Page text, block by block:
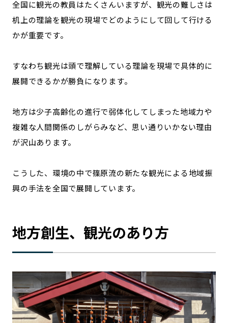
全国に観光の教員はたくさんいますが、観光の難しさは
机上の理論を観光の現場でどのようにして回して行ける
かが重要です。
すなわち観光は頭で理解している理論を現場で具体的に
展開できるかが勝負になります。
地方は少子高齢化の進行で弱体化してしまった地域力や
複雑な人間関係のしがらみなど、思い通りいかない理由
が沢山あります。
こうした、環境の中で篠原流の新たな観光による地域振
興の手法を全国で展開しています。
地方創生、観光のあり方